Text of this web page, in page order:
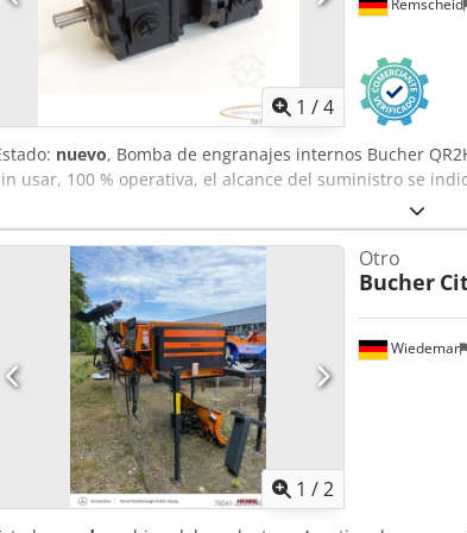
1 /4
Remscheid
nuevo, Bomba de engranajes internos Bucher
usar, 100 % operativa, el alcance del suministro se
1 /2
Wiedemar
Otro
Bucher